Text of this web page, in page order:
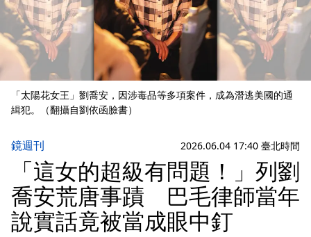
「太陽花女王」劉喬安，因涉毒品等多項案件，成為潛逃美國的通
緝犯。（翻攝自劉依函臉書）
鏡週刊 2026.06.04 17:40 臺北時間
「這女的超級有問題！」列劉
喬安荒唐事蹟 巴毛律師當年
說實話竟被當成眼中釘